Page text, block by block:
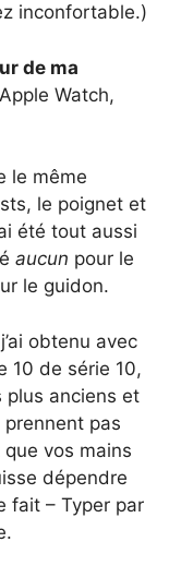
inconfortable.)
de ma
Watch,
le même
le poignet et
été tout aussi
aucun pour le
le guidon.
obtenu avec
10 de série 10,
plus anciens et
prennent pas
vos mains
dépendre
fait – Typer par